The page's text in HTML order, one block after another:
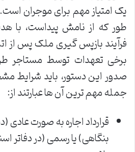
یک امتیاز مهم برای موجران
طور که از نامش پیداست، با
فرآیند بازپس گیری ملک پس از
برخی تعهدات توسط مستاجر
صدور این دستور، باید شرایط
جمله مهم ترین آن ها عبارتند از:
قرارداد اجاره به صورت
بنگاهی) یا رسمی (در دفاتر